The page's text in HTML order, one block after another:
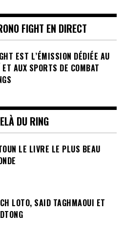
FIGHT EN DIRECT
EST L’ÉMISSION DÉDIÉE AU
AUX SPORTS DE COMBAT
DU RING
LE LIVRE LE PLUS BEAU
LOTO, SAID TAGHMAOUI ET